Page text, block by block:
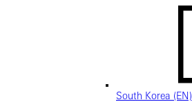
South Korea (EN)